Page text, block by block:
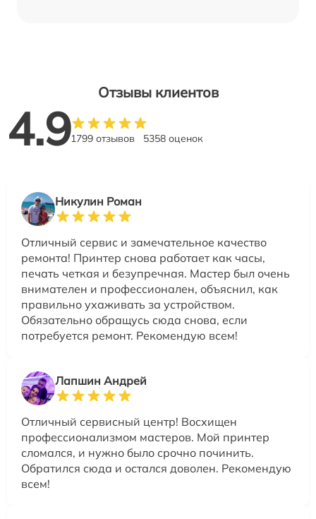
Отзывы клиентов
4.91799 отзывов 5358 оценок
Никулин Роман
Отличный сервис и замечательное качество
ремонта! Принтер снова работает как часы,
печать четкая и безупречная. Мастер был очень
внимателен и профессионален, объяснил, как
правильно ухаживать за устройством.
Обязательно обращусь сюда снова, если
потребуется ремонт. Рекомендую всем!
Лапшин Андрей
Отличный сервисный центр! Восхищен
профессионализмом мастеров. Мой принтер
сломался, и нужно было срочно починить.
Обратился сюда и остался доволен. Рекомендую
всем!